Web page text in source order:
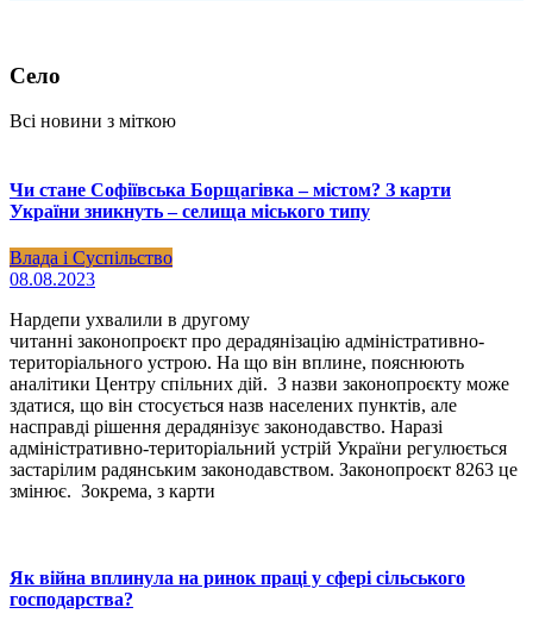
Село
Всі новини з міткою
Чи стане Софіївська Борщагівка – містом? З карти
України зникнуть – селища міського типу
Влада і Суспільство
08.08.2023
Нардепи ухвалили в другому
читанні законопроєкт про дерадянізацію адміністративно-
територіального устрою. На що він вплине, пояснюють
аналітики Центру спільних дій. З назви законопроєкту може
здатися, що він стосується назв населених пунктів, але
насправді рішення дерадянізує законодавство. Наразі
адміністративно-територіальний устрій України регулюється
застарілим радянським законодавством. Законопроєкт 8263 це
змінює. Зокрема, з карти
Як війна вплинула на ринок праці у сфері сільського
господарства?